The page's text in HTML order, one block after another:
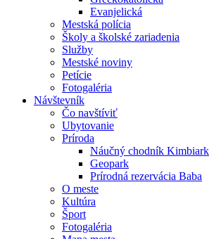
Evanjelická
Mestská polícia
Školy a školské zariadenia
Služby
Mestské noviny
Petície
Fotogaléria
Návštevník
Čo navštíviť
Ubytovanie
Príroda
Náučný chodník Kimbiark
Geopark
Prírodná rezervácia Baba
O meste
Kultúra
Šport
Fotogaléria